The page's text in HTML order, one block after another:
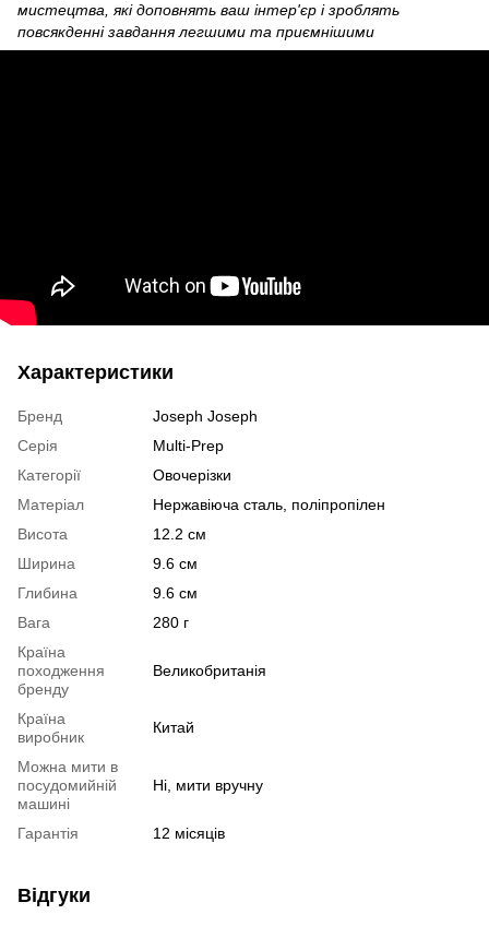
мистецтва, які доповнять ваш інтер'єр і зроблять
повсякденні завдання легшими та приємнішими
Характеристики
Бренд
Joseph Joseph
Серія
Multi-Prep
Категорії
Овочерізки
Матеріал
Нержавіюча сталь, поліпропілен
Висота
12.2 см
Ширина
9.6 см
Глибина
9.6 см
Вага
280 г
Країна
походження
бренду
Великобританія
Країна
виробник
Китай
Можна мити в
посудомийній
машині
Ні, мити вручну
Гарантія 12 місяців
Відгуки